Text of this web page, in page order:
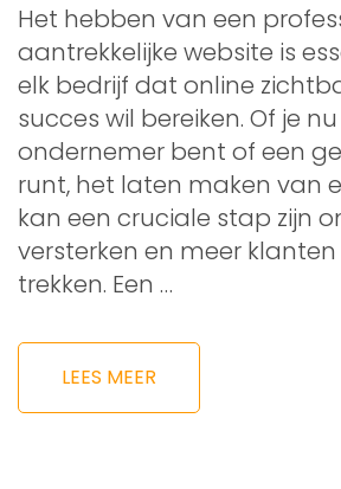
Het hebben van een
aantrekkelijke website is
elk bedrijf dat online
succes wil bereiken. Of je
ondernemer bent of een
runt, het laten maken van
kan een cruciale stap zijn
versterken en meer
trekken. Een …
LEES MEER